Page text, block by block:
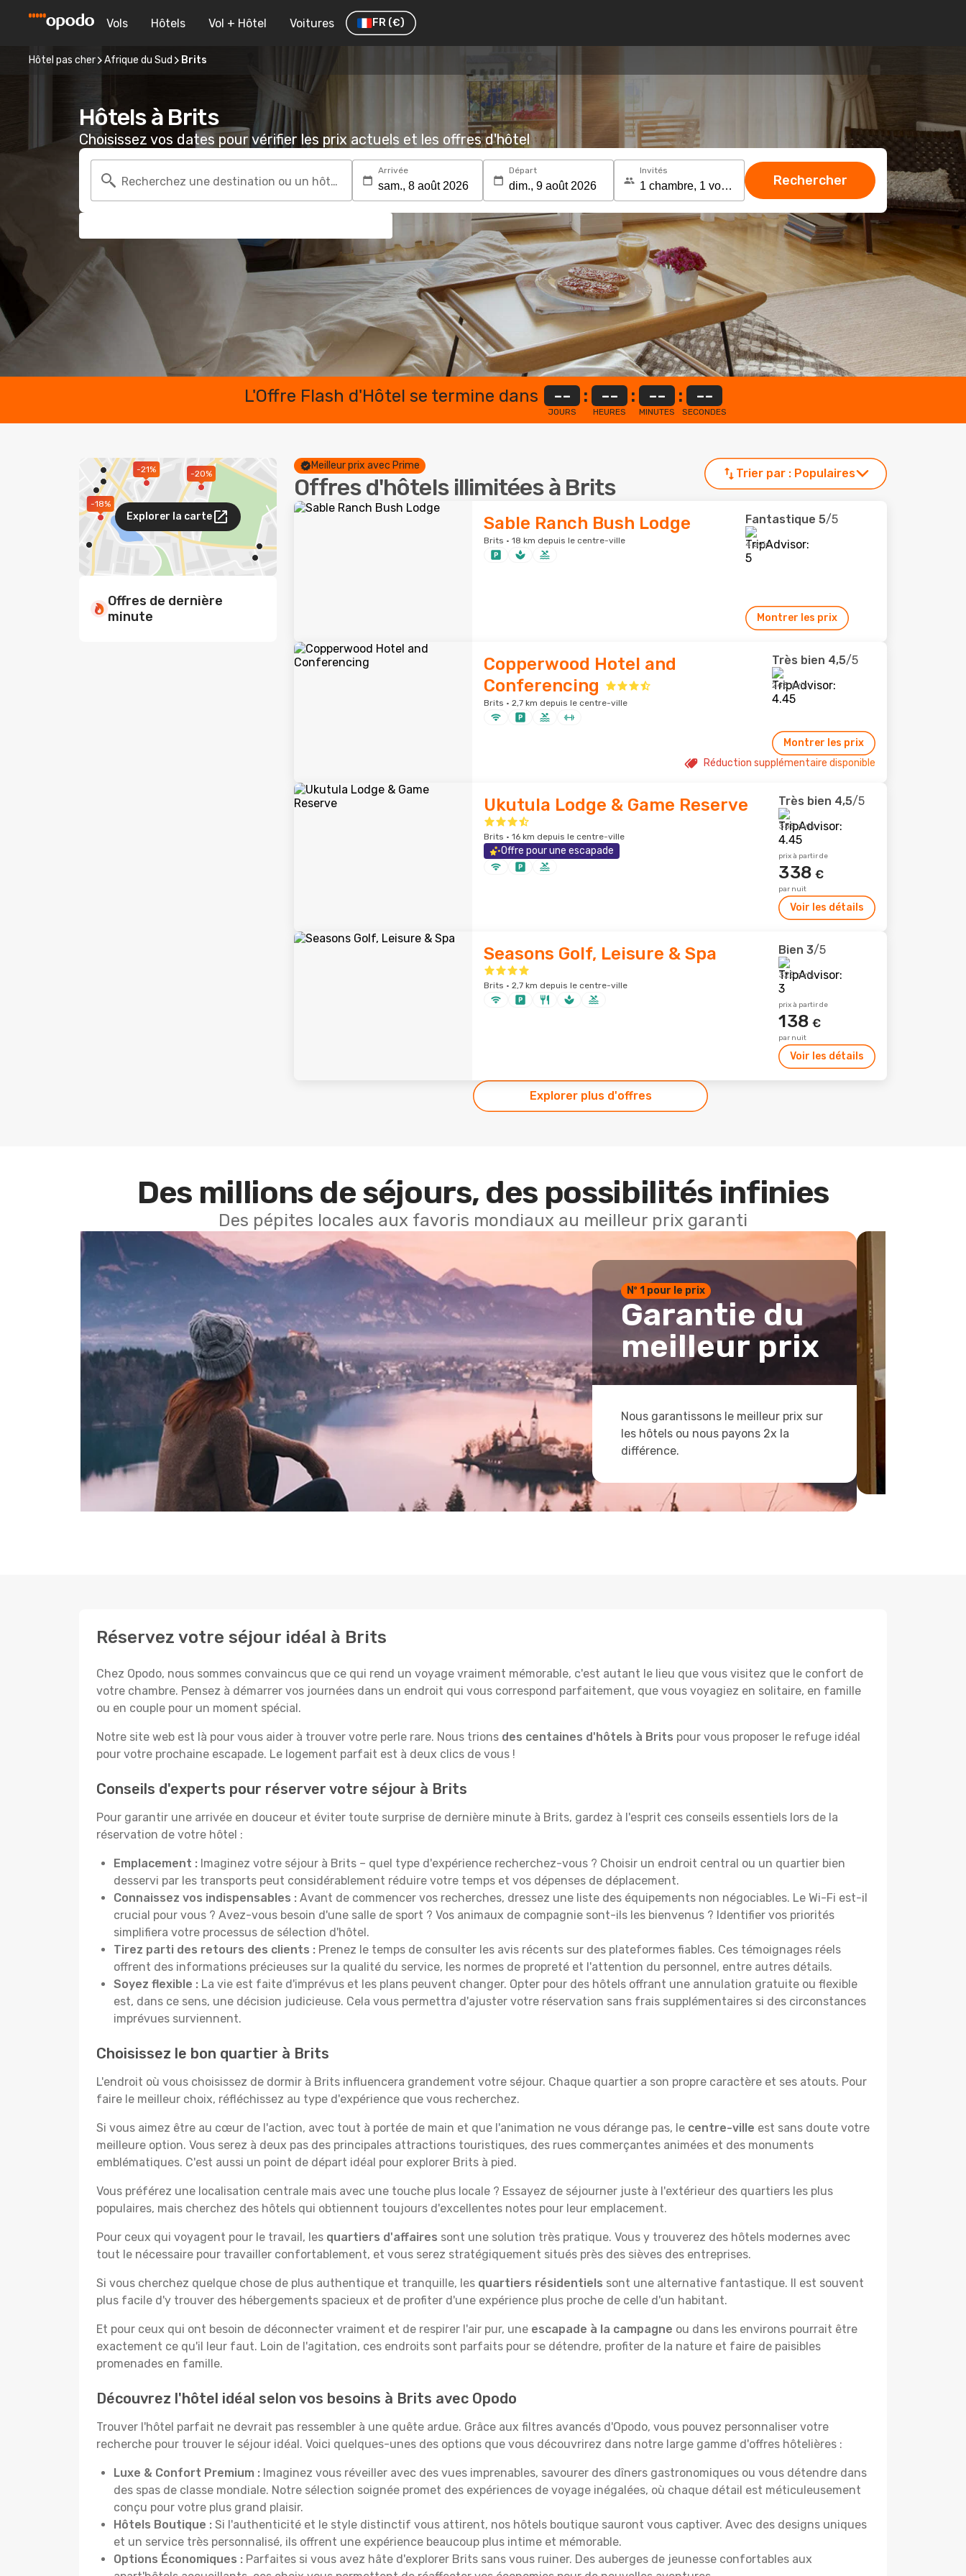
Vols Hôtels Vol + Hôtel Voitures FR (€)
Hôtel pas cher Afrique du Sud Brits
Hôtels à Brits
Choisissez vos dates pour vérifier les prix actuels et les offres d'hôtel
Recherchez une destination ou un hôtel
Arrivée Départ Invités
Rechercher
L'Offre Flash d'Hôtel se termine dans --
JOURS
: --
HEURES
: --
MINUTES
: --
SECONDES
-21% -20%
-18%
Explorer la carte
Offres de dernière
minute
Meilleur prix avec Prime
Offres d'hôtels illimitées à Brits
Trier par : Populaires
Sable Ranch Bush Lodge
Brits · 18 km depuis le centre-ville
Fantastique 5/5
4 avis
Montrer les prix
Copperwood Hotel and
Conferencing
Brits · 2,7 km depuis le centre-ville
Très bien 4,5/5
243 avis
Montrer les prix
Réduction supplémentaire disponible
Ukutula Lodge & Game Reserve
Brits · 16 km depuis le centre-ville
Offre pour une escapade
Très bien 4,5/5
355 avis
prix à partir de
338 €
par nuit
Voir les détails
Seasons Golf, Leisure & Spa
Brits · 2,7 km depuis le centre-ville
Bien 3/5
325 avis
prix à partir de
138 €
par nuit
Voir les détails
Explorer plus d'offres
Des millions de séjours, des possibilités infinies
Des pépites locales aux favoris mondiaux au meilleur prix garanti
Nº 1 pour le prix
Garantie du
meilleur prix
Nous garantissons le meilleur prix sur
les hôtels ou nous payons 2x la
différence.
Réservez votre séjour idéal à Brits
Chez Opodo, nous sommes convaincus que ce qui rend un voyage vraiment mémorable, c'est autant le lieu que vous visitez que le confort de
votre chambre. Pensez à démarrer vos journées dans un endroit qui vous correspond parfaitement, que vous voyagiez en solitaire, en famille
ou en couple pour un moment spécial.
Notre site web est là pour vous aider à trouver votre perle rare. Nous trions des centaines d'hôtels à Brits pour vous proposer le refuge idéal
pour votre prochaine escapade. Le logement parfait est à deux clics de vous !
Conseils d'experts pour réserver votre séjour à Brits
Pour garantir une arrivée en douceur et éviter toute surprise de dernière minute à Brits, gardez à l'esprit ces conseils essentiels lors de la
réservation de votre hôtel :
Emplacement : Imaginez votre séjour à Brits – quel type d'expérience recherchez-vous ? Choisir un endroit central ou un quartier bien
desservi par les transports peut considérablement réduire votre temps et vos dépenses de déplacement.
Connaissez vos indispensables : Avant de commencer vos recherches, dressez une liste des équipements non négociables. Le Wi-Fi est-il
crucial pour vous ? Avez-vous besoin d'une salle de sport ? Vos animaux de compagnie sont-ils les bienvenus ? Identifier vos priorités
simplifiera votre processus de sélection d'hôtel.
Tirez parti des retours des clients : Prenez le temps de consulter les avis récents sur des plateformes fiables. Ces témoignages réels
offrent des informations précieuses sur la qualité du service, les normes de propreté et l'attention du personnel, entre autres détails.
Soyez flexible : La vie est faite d'imprévus et les plans peuvent changer. Opter pour des hôtels offrant une annulation gratuite ou flexible
est, dans ce sens, une décision judicieuse. Cela vous permettra d'ajuster votre réservation sans frais supplémentaires si des circonstances
imprévues surviennent.
Choisissez le bon quartier à Brits
L'endroit où vous choisissez de dormir à Brits influencera grandement votre séjour. Chaque quartier a son propre caractère et ses atouts. Pour
faire le meilleur choix, réfléchissez au type d'expérience que vous recherchez.
Si vous aimez être au cœur de l'action, avec tout à portée de main et que l'animation ne vous dérange pas, le centre-ville est sans doute votre
meilleure option. Vous serez à deux pas des principales attractions touristiques, des rues commerçantes animées et des monuments
emblématiques. C'est aussi un point de départ idéal pour explorer Brits à pied.
Vous préférez une localisation centrale mais avec une touche plus locale ? Essayez de séjourner juste à l'extérieur des quartiers les plus
populaires, mais cherchez des hôtels qui obtiennent toujours d'excellentes notes pour leur emplacement.
Pour ceux qui voyagent pour le travail, les quartiers d'affaires sont une solution très pratique. Vous y trouverez des hôtels modernes avec
tout le nécessaire pour travailler confortablement, et vous serez stratégiquement situés près des sièves des entreprises.
Si vous cherchez quelque chose de plus authentique et tranquille, les quartiers résidentiels sont une alternative fantastique. Il est souvent
plus facile d'y trouver des hébergements spacieux et de profiter d'une expérience plus proche de celle d'un habitant.
Et pour ceux qui ont besoin de déconnecter vraiment et de respirer l'air pur, une escapade à la campagne ou dans les environs pourrait être
exactement ce qu'il leur faut. Loin de l'agitation, ces endroits sont parfaits pour se détendre, profiter de la nature et faire de paisibles
promenades en famille.
Découvrez l'hôtel idéal selon vos besoins à Brits avec Opodo
Trouver l'hôtel parfait ne devrait pas ressembler à une quête ardue. Grâce aux filtres avancés d'Opodo, vous pouvez personnaliser votre
recherche pour trouver le séjour idéal. Voici quelques-unes des options que vous découvrirez dans notre large gamme d'offres hôtelières :
Luxe & Confort Premium : Imaginez vous réveiller avec des vues imprenables, savourer des dîners gastronomiques ou vous détendre dans
des spas de classe mondiale. Notre sélection soignée promet des expériences de voyage inégalées, où chaque détail est méticuleusement
conçu pour votre plus grand plaisir.
Hôtels Boutique : Si l'authenticité et le style distinctif vous attirent, nos hôtels boutique sauront vous captiver. Avec des designs uniques
et un service très personnalisé, ils offrent une expérience beaucoup plus intime et mémorable.
Options Économiques : Parfaites si vous avez hâte d'explorer Brits sans vous ruiner. Des auberges de jeunesse confortables aux